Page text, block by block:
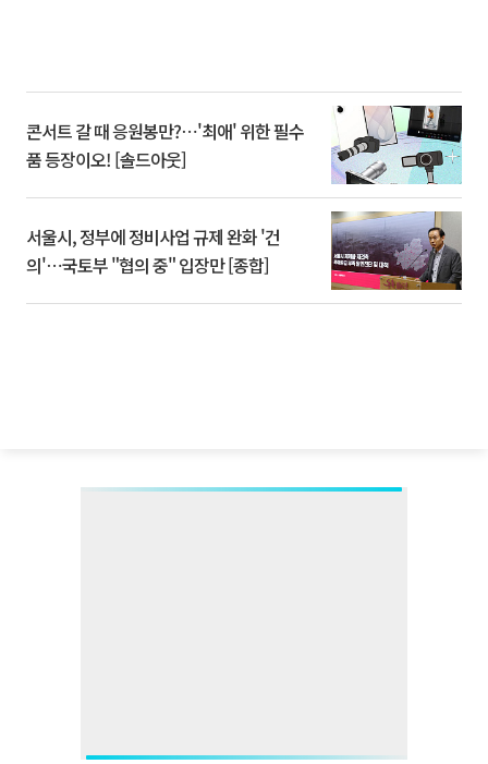
콘서트 갈 때 응원봉만?⋯'최애' 위한 필수
품 등장이오! [솔드아웃]
서울시, 정부에 정비사업 규제 완화 '건
의'⋯국토부 "협의 중" 입장만 [종합]